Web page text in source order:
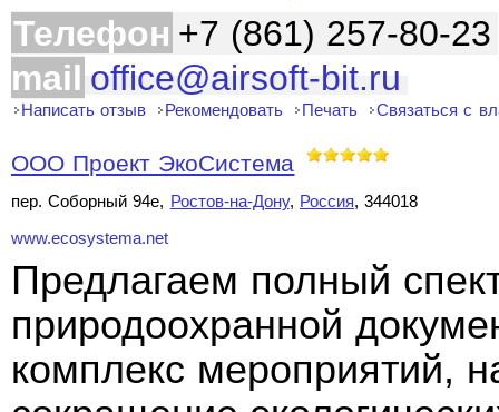
Телефон +7 (861) 257-80-23
mail office@airsoft-bit.ru
Написать отзыв Рекомендовать Печать Связаться с
ООО Проект ЭкоСистема
пер. Соборный 94е, Ростов-на-Дону, Россия, 344018
www.ecosystema.net
Предлагаем полный
природоохранной
комплекс мероприятий,